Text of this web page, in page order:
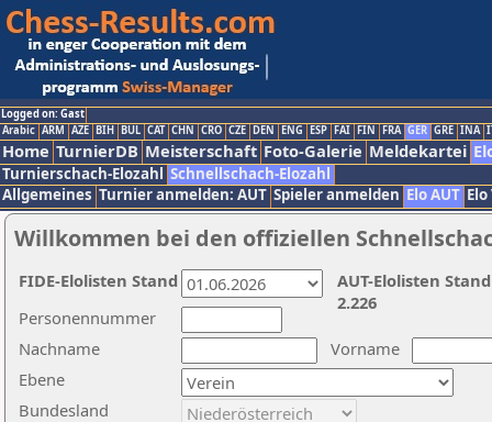
Logged on: Gast
Arabic ARM AZE BIH BUL CAT CHN CRO CZE DEN ENG ESP FAI FIN FRA GER GRE INA
Home TurnierDB Meisterschaft Foto-Galerie Meldekartei
Turnierschach-Elozahl Schnellschach-Elozahl
Allgemeines Turnier anmelden: AUT Spieler anmelden Elo AUT
Willkommen bei den offiziellen
Nachname
Vorname
Ebene
Personennummer
Bundesland
AUT-Elolisten
2.226
FIDE-Elolisten Stand